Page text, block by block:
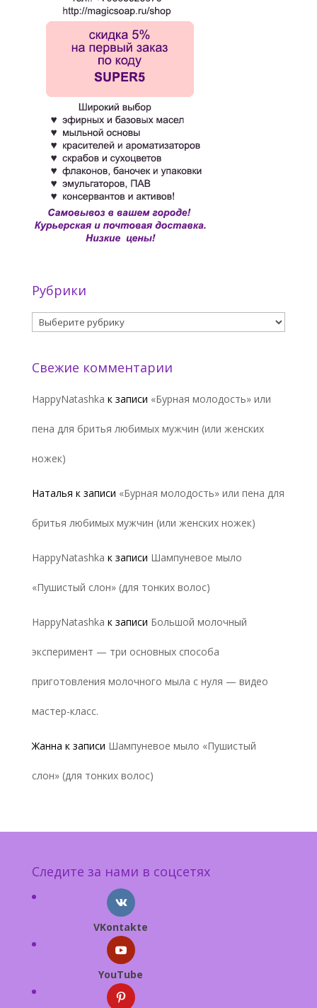
Рубрики
Рубрики
Свежие комментарии
HappyNatashka к записи «Бурная молодость» или
пена для бритья любимых мужчин (или женских
ножек)
Наталья к записи «Бурная молодость» или пена для
бритья любимых мужчин (или женских ножек)
HappyNatashka к записи Шампуневое мыло
«Пушистый слон» (для тонких волос)
HappyNatashka к записи Большой молочный
эксперимент — три основных способа
приготовления молочного мыла с нуля — видео
мастер-класс.
Жанна к записи Шампуневое мыло «Пушистый
слон» (для тонких волос)
Следите за нами в соцсетях
VKontakte
YouTube